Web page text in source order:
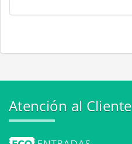
Atención al Cliente